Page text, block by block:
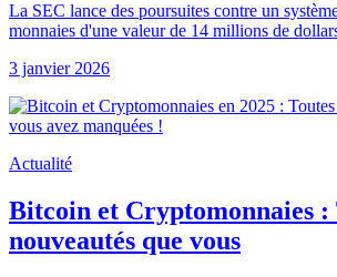
La SEC lance des poursuites contre un
monnaies d'une valeur de 14 millions de
3 janvier 2026
Actualité
Bitcoin et Cryptomonnaies :
nouveautés que vous